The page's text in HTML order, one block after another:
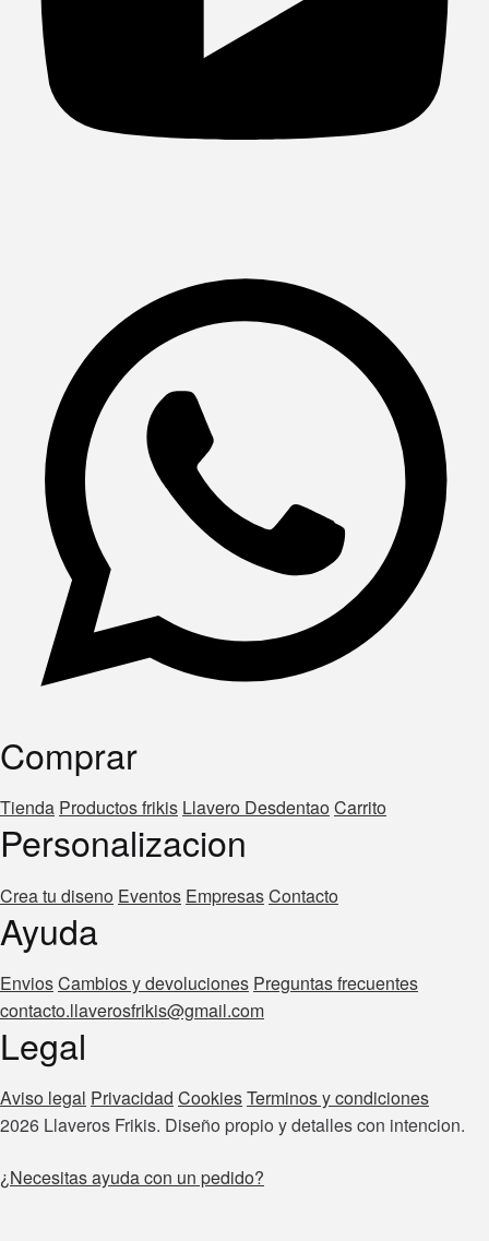
Comprar
Tienda Productos frikis Llavero Desdentao Carrito
Personalizacion
Crea tu diseno Eventos EmpresasContacto
Ayuda
EnviosCambios y devoluciones Preguntas frecuentes
contacto.llaverosfrikis@gmail.com
Legal
Aviso legal Privacidad CookiesTerminos y condiciones
2026 Llaveros Frikis. Diseño propio y detalles con intencion.
¿Necesitas ayuda con un pedido?